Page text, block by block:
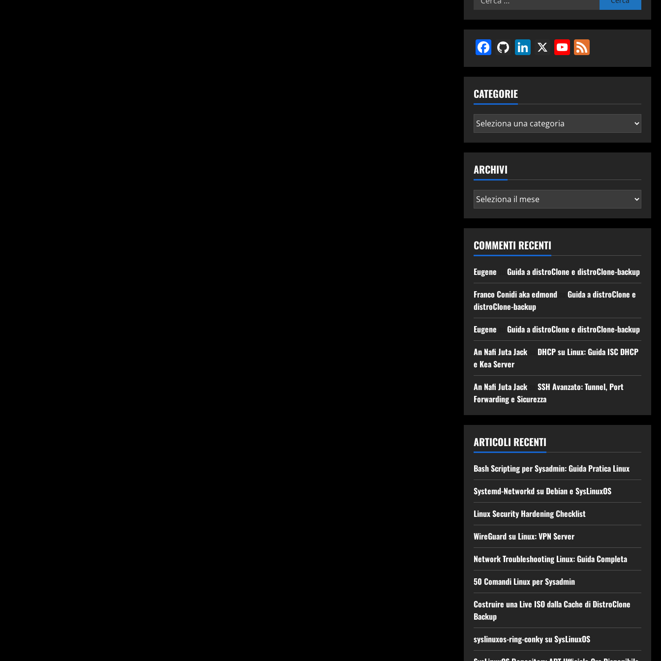
Facebook
GitHub
LinkedIn
X YouTube
Feed
CATEGORIE
Categorie
ARCHIVI
Archivi
COMMENTI RECENTI
Eugene
Guida a distroClone e distroClone-backup
Franco Conidi aka edmondsu Guida a distroClone e
distroClone-backup
Eugene
Guida a distroClone e distroClone-backup
An Nafi Juta Jacksu DHCP su Linux: Guida ISC DHCP
e Kea Server
An Nafi Juta Jacksu SSH Avanzato: Tunnel, Port
Forwarding e Sicurezza
ARTICOLI RECENTI
Bash Scripting per Sysadmin: Guida Pratica Linux
Systemd-Networkd su Debian e SysLinuxOS
Linux Security Hardening Checklist
WireGuard su Linux: VPN Server
Network Troubleshooting Linux: Guida Completa
50 Comandi Linux per Sysadmin
Costruire una Live ISO dalla Cache di DistroClone
Backup
syslinuxos-ring-conky su SysLinuxOS